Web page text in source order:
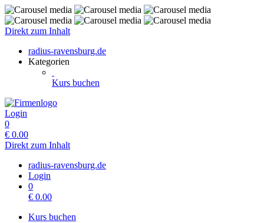
Direkt zum Inhalt
radius-ravensburg.de
Kategorien
Kurs buchen
Login
0
€ 0.00
Direkt zum Inhalt
radius-ravensburg.de
Login
0
€ 0.00
Kurs buchen